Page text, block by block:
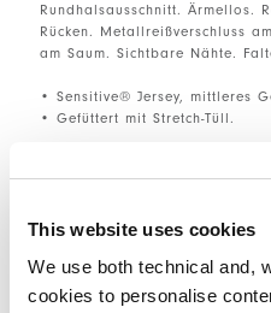
This website uses cookies
We use both technical and,
cookies to personalise
Rundhalsausschnitt. Ärmellos.
Rücken. Metallreißverschluss
am Saum. Sichtbare Nähte.
• Sensitive® Jersey, mittleres
• Gefüttert mit Stretch-Tüll.
EINZELHEITEN ZUM PRODUKT